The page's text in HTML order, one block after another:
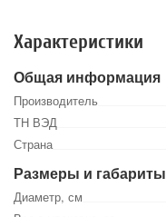
Характеристики
Общая информация
Производитель
ТН ВЭД
Страна
Размеры и габариты
Диаметр, см